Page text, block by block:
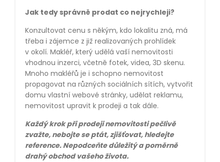
Jak tedy správně prodat co nejrychleji?
Konzultovat cenu s někým, kdo lokalitu zná, má
třeba i zájemce z již realizovaných prohlídek
v okolí. Makléř, který udělá vaší nemovitosti
vhodnou inzerci, včetně fotek, videa, 3D skenu.
Mnoho makléřů je i schopno nemovitost
propagovat na různých sociálních sítích, vytvořit
domu vlastní webové stránky, udělat reklamu,
nemovitost upravit k prodeji a tak dále.
Každý krok při prodeji nemovitosti pečlivě
zvažte, nebojte se ptát, zjišťovat, hledejte
reference. Nepodceňte důležitý a poměrně
drahý obchod vašeho života.